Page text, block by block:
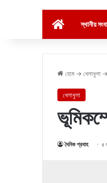
স্থানীয়
হোম → খেলাধুলা →
খেলাধুলা
দৈনিক প্রবাহ ৫